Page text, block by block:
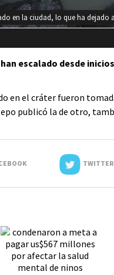
en la ciudad, lo que ha dejado
escalado desde
en el cráter fueron
publicó la de otro,
TWITTER